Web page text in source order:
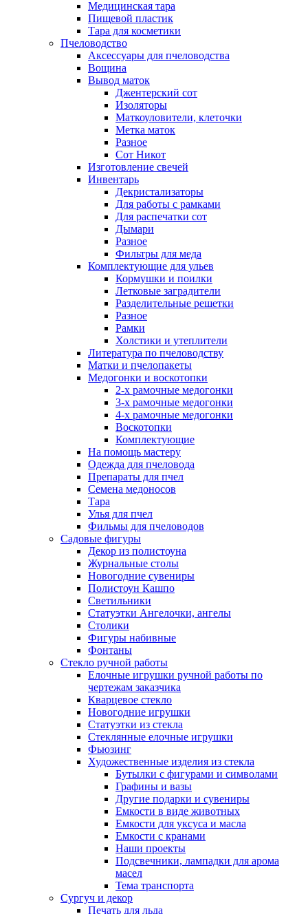
Медицинская тара
Пищевой пластик
Тара для косметики
Пчеловодство
Аксессуары для пчеловодства
Вощина
Вывод маток
Джентерский сот
Изоляторы
Маткоуловители, клеточки
Метка маток
Разное
Сот Никот
Изготовление свечей
Инвентарь
Декристализаторы
Для работы с рамками
Для распечатки сот
Дымари
Разное
Фильтры для меда
Комплектующие для ульев
Кормушки и поилки
Летковые заградители
Разделительные решетки
Разное
Рамки
Холстики и утеплители
Литература по пчеловодству
Матки и пчелопакеты
Медогонки и воскотопки
2-х рамочные медогонки
3-х рамочные медогонки
4-х рамочные медогонки
Воскотопки
Комплектующие
На помощь мастеру
Одежда для пчеловода
Препараты для пчел
Семена медоносов
Тара
Улья для пчел
Фильмы для пчеловодов
Садовые фигуры
Декор из полистоуна
Журнальные столы
Новогодние сувениры
Полистоун Кашпо
Светильники
Статуэтки Ангелочки, ангелы
Столики
Фигуры набивные
Фонтаны
Стекло ручной работы
Елочные игрушки ручной работы по
чертежам заказчика
Кварцевое стекло
Новогодние игрушки
Статуэтки из стекла
Стеклянные елочные игрушки
Фьюзинг
Художественные изделия из стекла
Бутылки с фигурами и символами
Графины и вазы
Другие подарки и сувениры
Емкости в виде животных
Емкости для уксуса и масла
Емкости с кранами
Наши проекты
Подсвечники, лампадки для арома
масел
Тема транспорта
Сургуч и декор
Печать для льда